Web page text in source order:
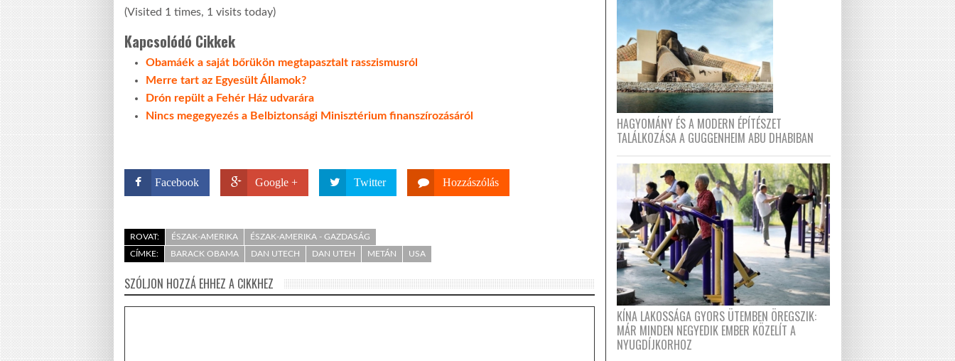
(Visited 1 times, 1 visits today)
Kapcsolódó Cikkek
Obamáék a saját bőrükön megtapasztalt rasszismusról
Merre tart az Egyesült Államok?
Drón repült a Fehér Ház udvarára
Nincs megegyezés a Belbiztonsági Minisztérium finanszírozásáról
Facebook Google + Twitter Hozzászólás
ROVAT: ÉSZAK-AMERIKA
ÉSZAK-AMERIKA - GAZDASÁG
CÍMKE:
BARACK OBAMA DAN UTECH DAN UTEH METÁN USA
SZÓLJON HOZZÁ EHHEZ A CIKKHEZ
HAGYOMÁNY ÉS A MODERN ÉPÍTÉSZET
TALÁLKOZÁSA A GUGGENHEIM ABU DHABIBAN
KÍNA LAKOSSÁGA GYORS ÜTEMBEN ÖREGSZIK:
MÁR MINDEN NEGYEDIK EMBER KÖZELÍT A
NYUGDÍJKORHOZ